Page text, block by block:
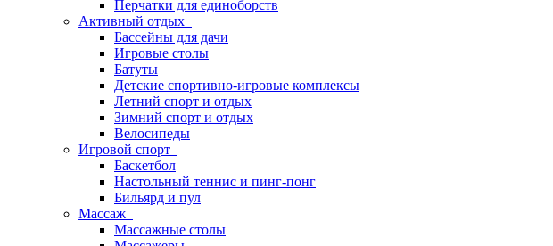
Перчатки для единоборств
Активный отдых
Бассейны для дачи
Игровые столы
Батуты
Детские спортивно-игровые комплексы
Летний спорт и отдых
Зимний спорт и отдых
Велосипеды
Игровой спорт
Баскетбол
Настольный теннис и пинг-понг
Бильярд и пул
Массаж
Массажные столы